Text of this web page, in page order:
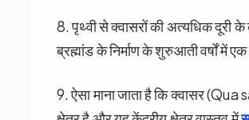
8. पृथ्वी से क्वासरों की अत्यधिक दूरी
ब्रह्मांड के निर्माण के शुरुआती वर्षों में
9. ऐसा माना जाता है कि क्वासर